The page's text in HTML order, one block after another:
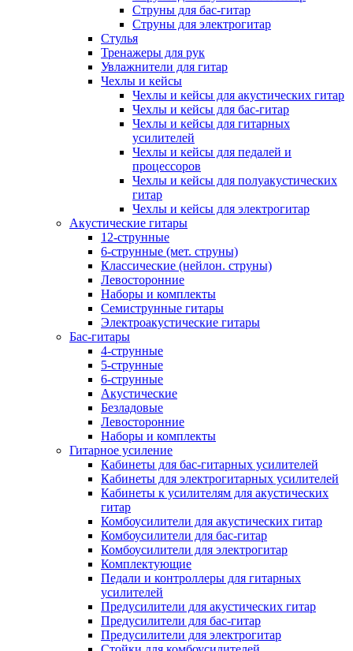
Струны для бас-гитар
Струны для электрогитар
Стулья
Тренажеры для рук
Увлажнители для гитар
Чехлы и кейсы
Чехлы и кейсы для акустических гитар
Чехлы и кейсы для бас-гитар
Чехлы и кейсы для гитарных
усилителей
Чехлы и кейсы для педалей и
процессоров
Чехлы и кейсы для полуакустических
гитар
Чехлы и кейсы для электрогитар
Акустические гитары
12-струнные
6-струнные (мет. струны)
Классические (нейлон. струны)
Левосторонние
Наборы и комплекты
Семиструнные гитары
Электроакустические гитары
Бас-гитары
4-струнные
5-струнные
6-струнные
Акустические
Безладовые
Левосторонние
Наборы и комплекты
Гитарное усиление
Кабинеты для бас-гитарных усилителей
Кабинеты для электрогитарных усилителей
Кабинеты к усилителям для акустических
гитар
Комбоусилители для акустических гитар
Комбоусилители для бас-гитар
Комбоусилители для электрогитар
Комплектующие
Педали и контроллеры для гитарных
усилителей
Предусилители для акустических гитар
Предусилители для бас-гитар
Предусилители для электрогитар